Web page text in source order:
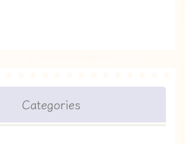
Categories